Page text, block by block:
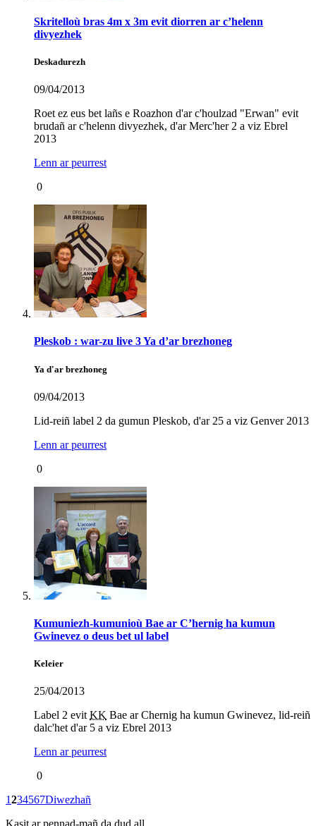
Skritelloù bras 4m x 3m evit diorren ar c’helenn
divyezhek
Deskadurezh
09/04/2013
Roet ez eus bet lañs e Roazhon d'ar c'houlzad "Erwan" evit
brudañ ar c'helenn divyezhek, d'ar Merc'her 2 a viz Ebrel
2013
Lenn ar peurrest
0
Pleskob : war-zu live 3 Ya d’ar brezhoneg
Ya d'ar brezhoneg
09/04/2013
Lid-reiñ label 2 da gumun Pleskob, d'ar 25 a viz Genver 2013
Lenn ar peurrest
0
Kumuniezh-kumunioù Bae ar C’hernig ha kumun
Gwinevez o deus bet ul label
Keleier
25/04/2013
Label 2 evit KK Bae ar Chernig ha kumun Gwinevez, lid-reiñ
dalc'het d'ar 5 a viz Ebrel 2013
Lenn ar peurrest
0
1234567Diwezhañ